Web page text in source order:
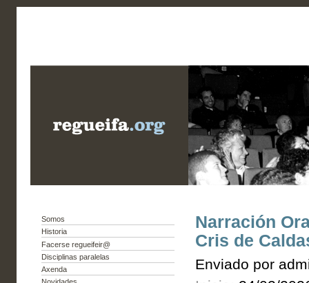
Somos
Historia
Facerse regueifeir@
Disciplinas paralelas
Axenda
Narración
Cris de
Enviado por